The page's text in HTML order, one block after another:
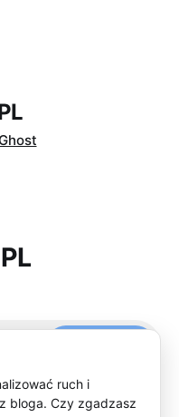
ruch i
bloga. Czy zgadzasz